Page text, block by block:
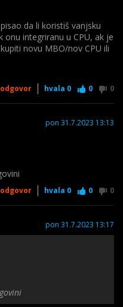
da li koristiš vanjsku
onu integriranu u CPU, ak je
novu MBO/nov CPU ili
odgovor hvala 0 0 0
pon 31.7.2023 13:13
odgovor hvala 0 0 0
pon 31.7.2023 13:17